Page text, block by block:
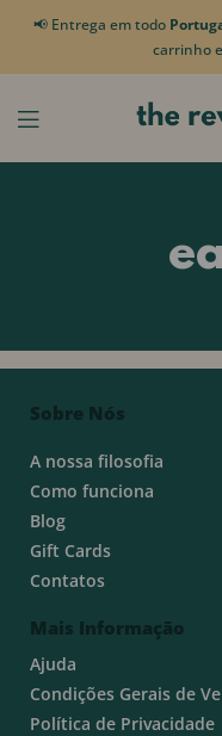
📢 Entrega em todo
carrinho
Sobre Nós
A nossa filosofia
Como funciona
Blog
Gift Cards
Contatos
Mais Informação
Ajuda
Condições Gerais de
Política de Privacidade